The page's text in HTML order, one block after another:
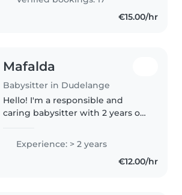
kids, going..
€15.00/hr
Mafalda
Babysitter in Dudelange
Hello! I'm a responsible and
caring babysitter with 2 years of
English, French, and Portuguese,
and I love engaging children..
Experience: > 2 years
€12.00/hr